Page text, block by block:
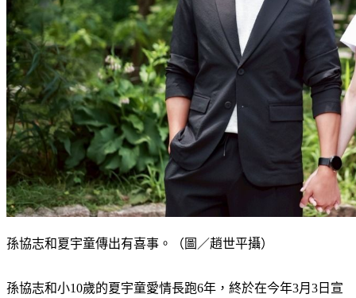
孫協志和夏宇童傳出有喜事。（圖／趙世平攝）
孫協志和小10歲的夏宇童愛情長跑6年，終於在今年3月3日宣